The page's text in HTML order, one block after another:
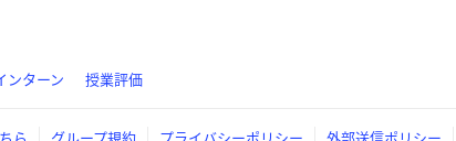
ンターン 授業評価